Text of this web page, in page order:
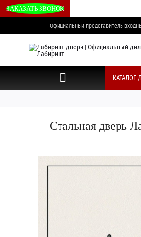
ЗАКАЗАТЬ ЗВОНОК
Официальный представитель
КАТАЛОГ
Стальная дверь